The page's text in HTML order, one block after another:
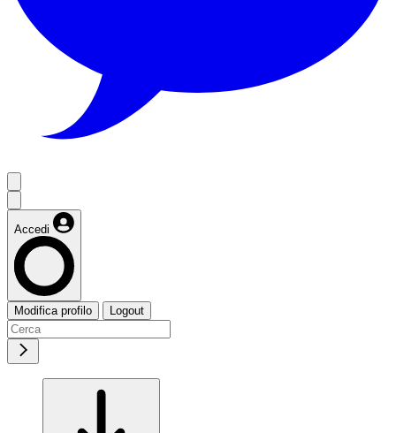
Accedi
Modifica profilo Logout